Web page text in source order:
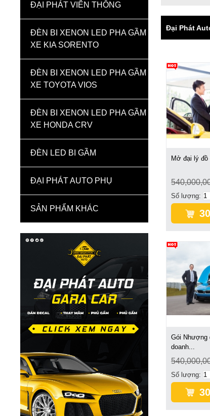
ĐẠI PHÁT VIỄN THÔNG
ĐÈN BI XENON LED PHA GẦM
XE KIA SORENTO
ĐÈN BI XENON LED PHA GẦM
XE TOYOTA VIOS
ĐÈN BI XENON LED PHA GẦM
XE HONDA CRV
ĐÈN LED BI GẦM
ĐẠI PHÁT AUTO PHỤ
SẢN PHẨM KHÁC
Đại Phát
Mở đại lý
Số lượng:
Gói Nhượng
doanh...
Số lượng: